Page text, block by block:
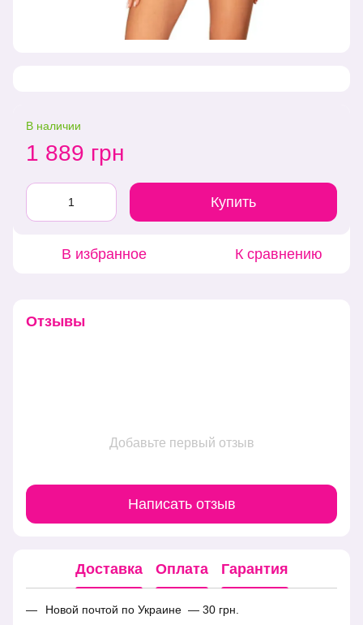
В наличии
1 889 грн
Купить
В избранное К сравнению
Отзывы
Добавьте первый отзыв
Написать отзыв
Доставка Оплата Гарантия
Новой почтой по Украине — 30 грн.